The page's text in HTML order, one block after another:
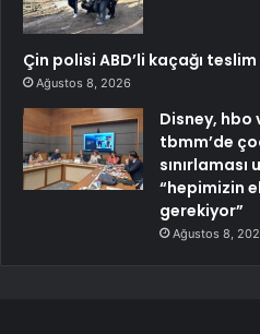
Çin polisi ABD’li kaçağı
Ağustos 8, 2026
Disney,
tbmm’de
“hepimizin
gerekiyor”
Ağustos 8,